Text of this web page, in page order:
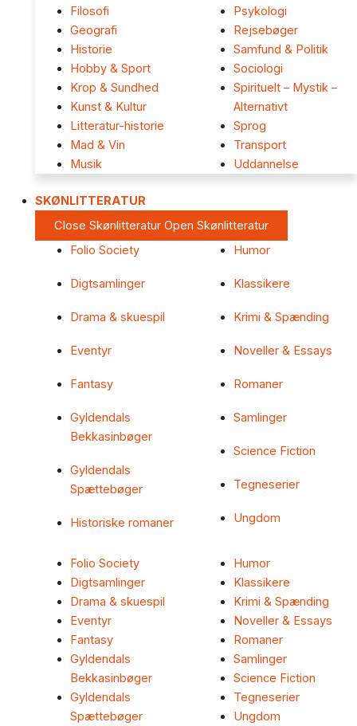
Filosofi
Geografi
Historie
Hobby & Sport
Krop & Sundhed
Kunst & Kultur
Litteratur-historie
Mad & Vin
Musik
Psykologi
Rejsebøger
Samfund & Politik
Sociologi
Spirituelt – Mystik –
Alternativt
Sprog
Transport
Uddannelse
SKØNLITTERATUR
Close Skønlitteratur Open Skønlitteratur
Folio Society
Digtsamlinger
Drama & skuespil
Eventyr
Fantasy
Gyldendals
Bekkasinbøger
Gyldendals
Spættebøger
Historiske romaner
Humor
Klassikere
Krimi & Spænding
Noveller & Essays
Romaner
Samlinger
Science Fiction
Tegneserier
Ungdom
Folio Society
Digtsamlinger
Drama & skuespil
Eventyr
Fantasy
Gyldendals
Bekkasinbøger
Gyldendals
Spættebøger
Humor
Klassikere
Krimi & Spænding
Noveller & Essays
Romaner
Samlinger
Science Fiction
Tegneserier
Ungdom